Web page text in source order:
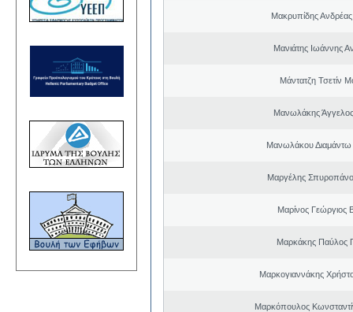
Μακρυπίδης Ανδρέας
Μανιάτης Ιωάννης
Μάντατζη Τσετίν
Μανωλάκης
Μανωλάκου
Μαργέλης
Μαρίνος Γεώργιος
Μαρκάκης Παύλος
Μαρκογιαννάκης
Μαρκόπουλος